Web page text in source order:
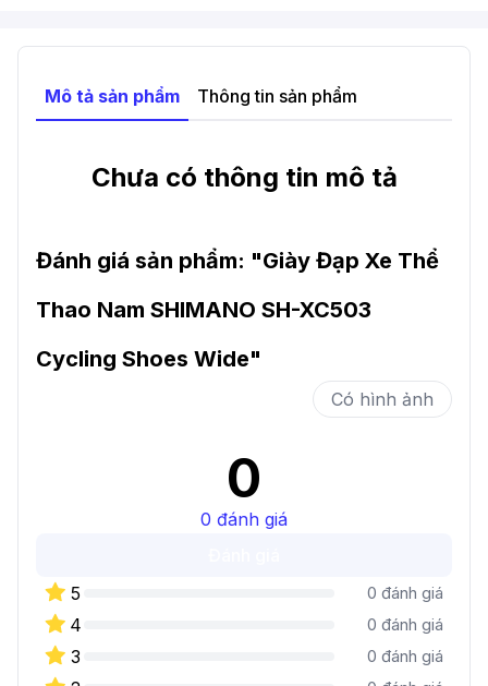
Mô tả sản phẩm Thông tin sản phẩm
Chưa có thông tin mô tả
Đánh giá sản phẩm: "Giày Đạp Xe Thể
Thao Nam SHIMANO SH-XC503
Cycling Shoes Wide"
Có hình ảnh
0
0 đánh giá
5
0 đánh giá
4 0 đánh giá
3 0 đánh giá